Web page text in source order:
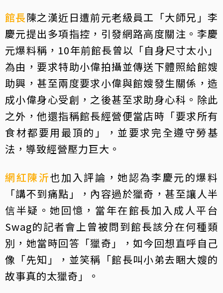
館長陳之漢近日遭前元老級員工「大師兄」李
慶元提出多項指控，引發網路高度關注。李慶
元爆料稱，10年前館長曾以「自身尺寸太小」
為由，要求特助小偉拍攝並傳送下體照給館嫂
助興，甚至兩度要求小偉與館嫂發生關係，造
成小偉身心受創，之後甚至求助身心科。除此
之外，他還指稱館長經營便當店時「要求所有
食材都要用最頂的」，並要求完全遵守勞基
法，導致經營壓力巨大。
網紅陳沂也加入評論，她認為李慶元的爆料
「講不到痛點」，內容過於獵奇，甚至讓人半
信半疑。她回憶，當年在館長加入成人平台
Swag的記者會上曾被問到館長該分在何種類
別，她當時回答「獵奇」，如今回想直呼自己
像「先知」，並笑稱「館長叫小弟去睏大嫂的
故事真的太獵奇」。